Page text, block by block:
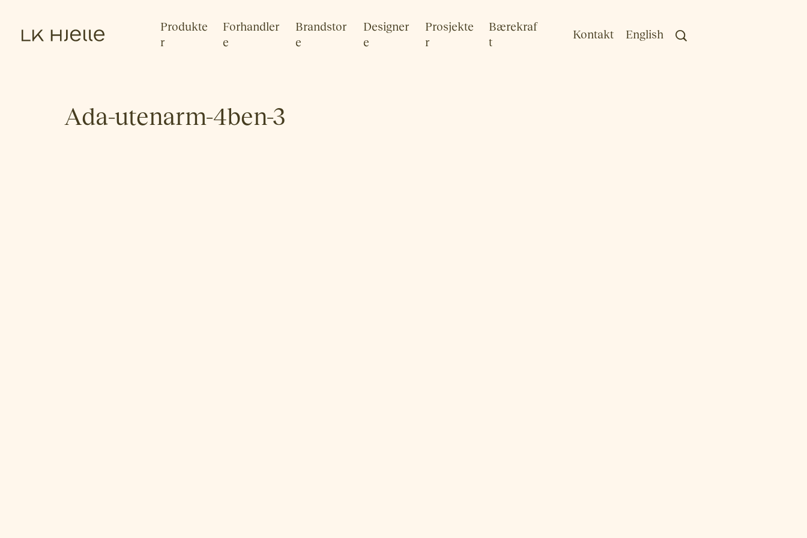
Produkte
r
Forhandler
e
Brandstor
e
Designer
e
Prosjekte
r
Bærekraf
t
Kontakt English
Ada-utenarm-4ben-3